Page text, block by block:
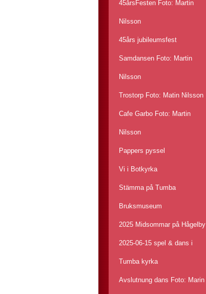
45årsFesten Foto: Martin
Nilsson
45års jubileumsfest
Samdansen Foto: Martin
Nilsson
Trostorp Foto: Matin Nilsson
Cafe Garbo Foto: Martin
Nilsson
Pappers pyssel
Vi i Botkyrka
Stämma på Tumba
Bruksmuseum
2025 Midsommar på Hågelby
2025-06-15 spel & dans i
Tumba kyrka
Avslutnung dans Foto: Marin